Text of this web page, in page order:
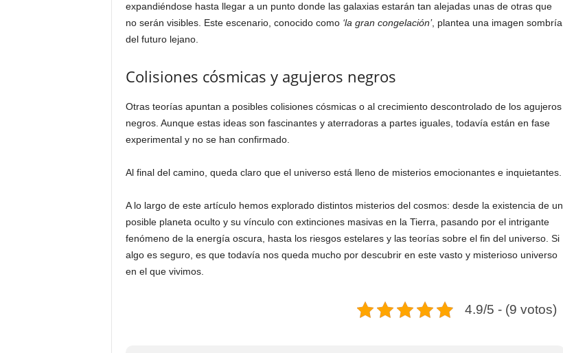
expandiéndose hasta llegar a un punto donde las galaxias estarán tan alejadas unas de otras que
no serán visibles. Este escenario, conocido como ‘la gran congelación’, plantea una imagen sombría
del futuro lejano.
Colisiones cósmicas y agujeros negros
Otras teorías apuntan a posibles colisiones cósmicas o al crecimiento descontrolado de los agujeros
negros. Aunque estas ideas son fascinantes y aterradoras a partes iguales, todavía están en fase
experimental y no se han confirmado.
Al final del camino, queda claro que el universo está lleno de misterios emocionantes e inquietantes.
A lo largo de este artículo hemos explorado distintos misterios del cosmos: desde la existencia de un
posible planeta oculto y su vínculo con extinciones masivas en la Tierra, pasando por el intrigante
fenómeno de la energía oscura, hasta los riesgos estelares y las teorías sobre el fin del universo. Si
algo es seguro, es que todavía nos queda mucho por descubrir en este vasto y misterioso universo
en el que vivimos.
4.9/5 - (9 votos)